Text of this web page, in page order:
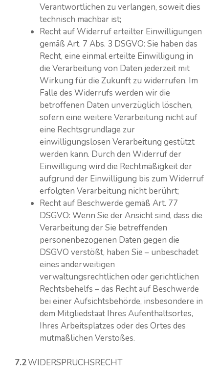
Verantwortlichen zu verlangen, soweit dies
technisch machbar ist;
Recht auf Widerruf erteilter Einwilligungen
gemäß Art. 7 Abs. 3 DSGVO: Sie haben das
Recht, eine einmal erteilte Einwilligung in
die Verarbeitung von Daten jederzeit mit
Wirkung für die Zukunft zu widerrufen. Im
Falle des Widerrufs werden wir die
betroffenen Daten unverzüglich löschen,
sofern eine weitere Verarbeitung nicht auf
eine Rechtsgrundlage zur
einwilligungslosen Verarbeitung gestützt
werden kann. Durch den Widerruf der
Einwilligung wird die Rechtmäßigkeit der
aufgrund der Einwilligung bis zum Widerruf
erfolgten Verarbeitung nicht berührt;
Recht auf Beschwerde gemäß Art. 77
DSGVO: Wenn Sie der Ansicht sind, dass die
Verarbeitung der Sie betreffenden
personenbezogenen Daten gegen die
DSGVO verstößt, haben Sie – unbeschadet
eines anderweitigen
verwaltungsrechtlichen oder gerichtlichen
Rechtsbehelfs – das Recht auf Beschwerde
bei einer Aufsichtsbehörde, insbesondere in
dem Mitgliedstaat Ihres Aufenthaltsortes,
Ihres Arbeitsplatzes oder des Ortes des
mutmaßlichen Verstoßes.
7.2WIDERSPRUCHSRECHT